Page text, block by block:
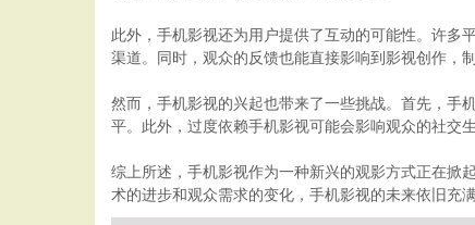
此外，手机影视还为用户提供了互动的可能性。许多
渠道。同时，观众的反馈也能直接影响到影视创作，
然而，手机影视的兴起也带来了一些挑战。首先，手
平。此外，过度依赖手机影视可能会影响观众的社交
综上所述，手机影视作为一种新兴的观影方式正在掀
术的进步和观众需求的变化，手机影视的未来依旧充